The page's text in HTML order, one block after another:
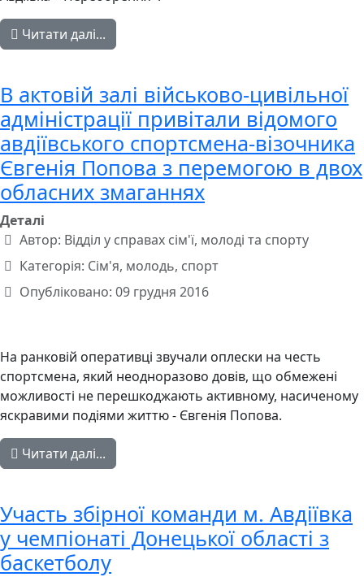
Читати далі...
В актовій залі військово-цивільної
адміністрації привітали відомого
авдіївського спортсмена-візочника
Євгенія Попова з перемогою в двох
обласних змаганнях
Деталі
Автор: Відділ у справах сім'ї, молоді та спорту
Категорія: Сім'я, молодь, спорт
Опубліковано: 09 грудня 2016
На ранковій оперативці звучали оплески на честь
спортсмена, який неодноразово довів, що обмежені
можливості не перешкоджають активному, насиченому
яскравими подіями життю - Євгенія Попова.
Читати далі...
Участь збірної команди м. Авдіївка
у чемпіонаті Донецької області з
баскетболу